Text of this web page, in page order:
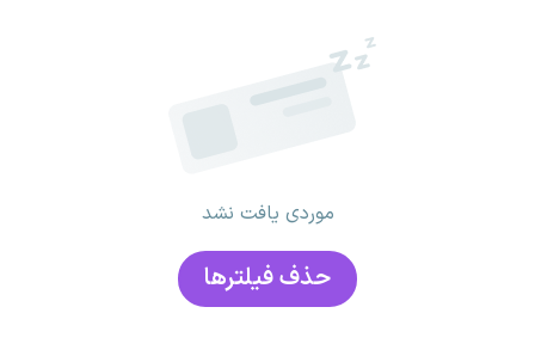
موردی یافت نشد
حذف فیلتر‌ها